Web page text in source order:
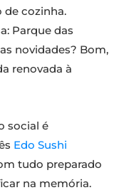
de cozinha.
Parque das
novidades? Bom,
renovada à
social é
Edo Sushi
tudo preparado
na memória.